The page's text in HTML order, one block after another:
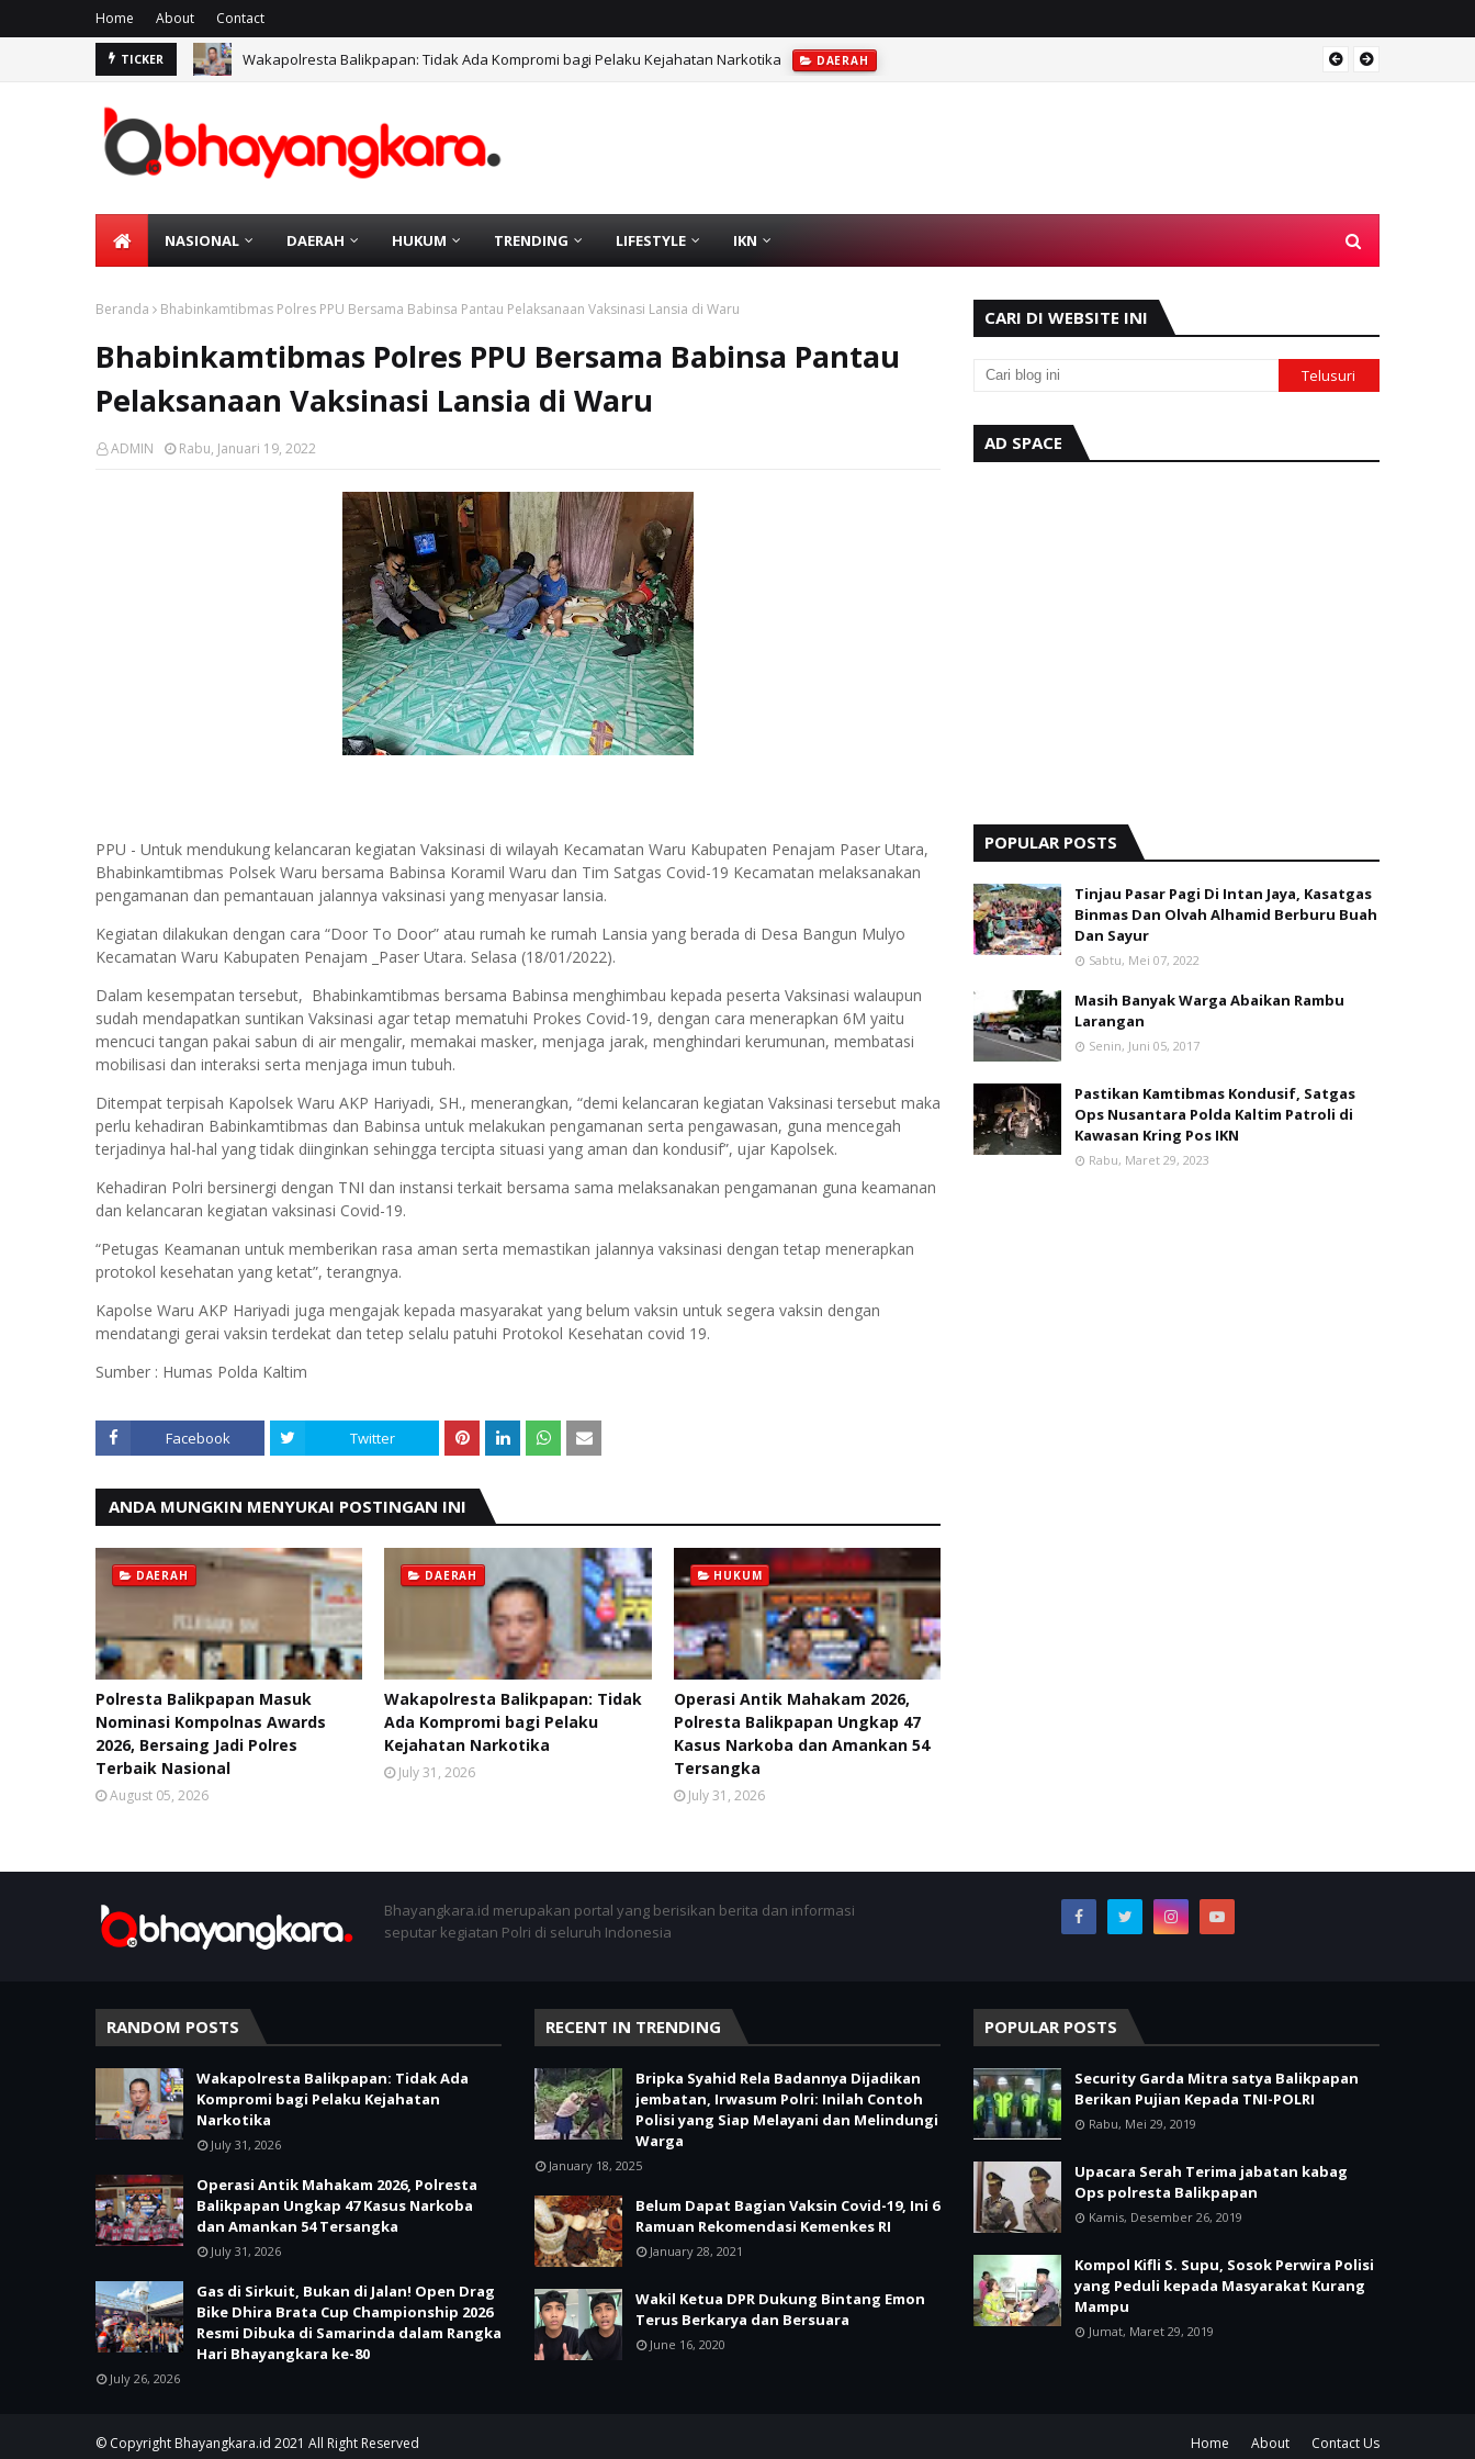
Home About Contact
TICKER Wakapolresta Balikpapan: Tidak Ada Kompromi bagi Pelaku Kejahatan Narkotika DAERAH
NASIONAL DAERAH HUKUM TRENDING LIFESTYLE IKN
Beranda Bhabinkamtibmas Polres PPU Bersama Babinsa Pantau Pelaksanaan Vaksinasi Lansia di Waru
Bhabinkamtibmas Polres PPU Bersama Babinsa Pantau
Pelaksanaan Vaksinasi Lansia di Waru
ADMIN Rabu, Januari 19, 2022
PPU - Untuk mendukung kelancaran kegiatan Vaksinasi di wilayah Kecamatan Waru Kabupaten Penajam Paser Utara,
Bhabinkamtibmas Polsek Waru bersama Babinsa Koramil Waru dan Tim Satgas Covid-19 Kecamatan melaksanakan
pengamanan dan pemantauan jalannya vaksinasi yang menyasar lansia.
Kegiatan dilakukan dengan cara “Door To Door” atau rumah ke rumah Lansia yang berada di Desa Bangun Mulyo
Kecamatan Waru Kabupaten Penajam _Paser Utara. Selasa (18/01/2022).
Dalam kesempatan tersebut, Bhabinkamtibmas bersama Babinsa menghimbau kepada peserta Vaksinasi walaupun
sudah mendapatkan suntikan Vaksinasi agar tetap mematuhi Prokes Covid-19, dengan cara menerapkan 6M yaitu
mencuci tangan pakai sabun di air mengalir, memakai masker, menjaga jarak, menghindari kerumunan, membatasi
mobilisasi dan interaksi serta menjaga imun tubuh.
Ditempat terpisah Kapolsek Waru AKP Hariyadi, SH., menerangkan, “demi kelancaran kegiatan Vaksinasi tersebut maka
perlu kehadiran Babinkamtibmas dan Babinsa untuk melakukan pengamanan serta pengawasan, guna mencegah
terjadinya hal-hal yang tidak diinginkan sehingga tercipta situasi yang aman dan kondusif”, ujar Kapolsek.
Kehadiran Polri bersinergi dengan TNI dan instansi terkait bersama sama melaksanakan pengamanan guna keamanan
dan kelancaran kegiatan vaksinasi Covid-19.
“Petugas Keamanan untuk memberikan rasa aman serta memastikan jalannya vaksinasi dengan tetap menerapkan
protokol kesehatan yang ketat”, terangnya.
Kapolse Waru AKP Hariyadi juga mengajak kepada masyarakat yang belum vaksin untuk segera vaksin dengan
mendatangi gerai vaksin terdekat dan tetep selalu patuhi Protokol Kesehatan covid 19.
Sumber : Humas Polda Kaltim
Facebook Twitter
ANDA MUNGKIN MENYUKAI POSTINGAN INI
DAERAH
Polresta Balikpapan Masuk
Nominasi Kompolnas Awards
2026, Bersaing Jadi Polres
Terbaik Nasional
August 05, 2026
DAERAH
Wakapolresta Balikpapan: Tidak
Ada Kompromi bagi Pelaku
Kejahatan Narkotika
July 31, 2026
HUKUM
Operasi Antik Mahakam 2026,
Polresta Balikpapan Ungkap 47
Kasus Narkoba dan Amankan 54
Tersangka
July 31, 2026
CARI DI WEBSITE INI
AD SPACE
POPULAR POSTS
Tinjau Pasar Pagi Di Intan Jaya, Kasatgas
Binmas Dan Olvah Alhamid Berburu Buah
Dan Sayur
Sabtu, Mei 07, 2022
Masih Banyak Warga Abaikan Rambu
Larangan
Senin, Juni 05, 2017
Pastikan Kamtibmas Kondusif, Satgas
Ops Nusantara Polda Kaltim Patroli di
Kawasan Kring Pos IKN
Rabu, Maret 29, 2023
Bhayangkara.id merupakan portal yang berisikan berita dan informasi
seputar kegiatan Polri di seluruh Indonesia
RANDOM POSTS
Wakapolresta Balikpapan: Tidak Ada
Kompromi bagi Pelaku Kejahatan
Narkotika
July 31, 2026
Operasi Antik Mahakam 2026, Polresta
Balikpapan Ungkap 47 Kasus Narkoba
dan Amankan 54 Tersangka
July 31, 2026
Gas di Sirkuit, Bukan di Jalan! Open Drag
Bike Dhira Brata Cup Championship 2026
Resmi Dibuka di Samarinda dalam Rangka
Hari Bhayangkara ke-80
July 26, 2026
RECENT IN TRENDING
Bripka Syahid Rela Badannya Dijadikan
jembatan, Irwasum Polri: Inilah Contoh
Polisi yang Siap Melayani dan Melindungi
Warga
January 18, 2025
Belum Dapat Bagian Vaksin Covid-19, Ini 6
Ramuan Rekomendasi Kemenkes RI
January 28, 2021
Wakil Ketua DPR Dukung Bintang Emon
Terus Berkarya dan Bersuara
June 16, 2020
POPULAR POSTS
Security Garda Mitra satya Balikpapan
Berikan Pujian Kepada TNI-POLRI
Rabu, Mei 29, 2019
Upacara Serah Terima jabatan kabag
Ops polresta Balikpapan
Kamis, Desember 26, 2019
Kompol Kifli S. Supu, Sosok Perwira Polisi
yang Peduli kepada Masyarakat Kurang
Mampu
Jumat, Maret 29, 2019
Home About Contact Us
© Copyright Bhayangkara.id 2021 All Right Reserved